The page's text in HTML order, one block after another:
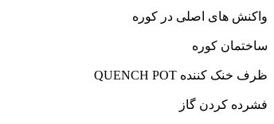
واکنش های اصلی در کوره
ساختمان کوره
ظرف خنک کننده QUENCH POT
فشرده کردن گاز